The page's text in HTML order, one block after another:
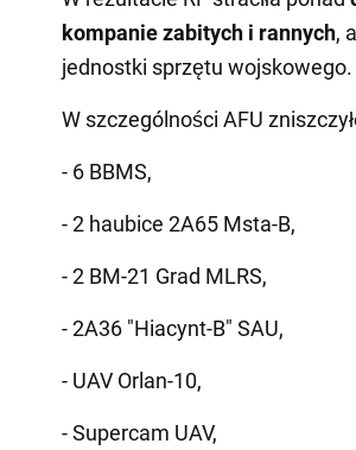
kompanie zabitych i rannych,
jednostki sprzętu wojskowego.
W szczególności AFU
- 6 BBMS,
- 2 haubice 2A65 Msta-B,
- 2 BM-21 Grad MLRS,
- 2A36 "Hiacynt-B" SAU,
- UAV Orlan-10,
- Supercam UAV,